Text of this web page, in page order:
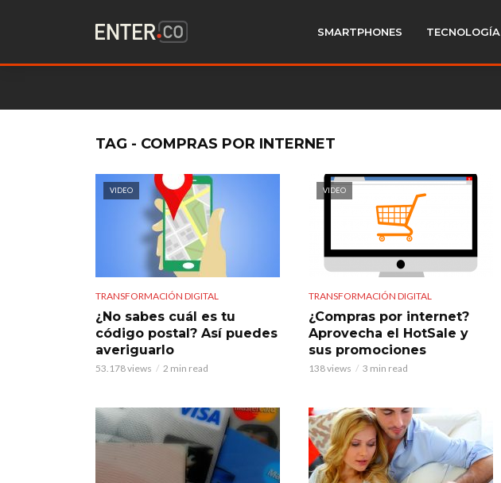
SMARTPHONES TECNOLOGÍA
TAG - COMPRAS POR INTERNET
VIDEO
TRANSFORMACIÓN DIGITAL
¿No sabes cuál es tu
código postal? Así puedes
averiguarlo
53.178 views 2 min read
VIDEO
TRANSFORMACIÓN DIGITAL
¿Compras por internet?
Aprovecha el HotSale y
sus promociones
138 views 3 min read